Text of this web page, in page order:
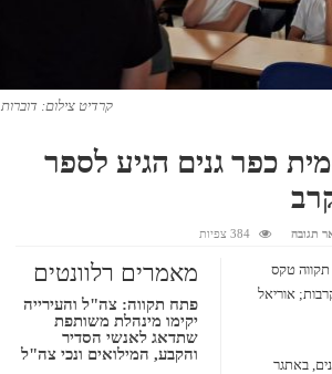
קרדיט צילום: דוברות
כפר גנים הגיע לספר
תגובה 384 צפיות
מאמרים רלוונטים
פתח תקווה: צה"ל והעירייה
יקימו מינהלת משותפת
שתדאג לאנשי הסדיר
והקבע, המילואים ונכי צה"ל
טקס
אוריאל
באתגר